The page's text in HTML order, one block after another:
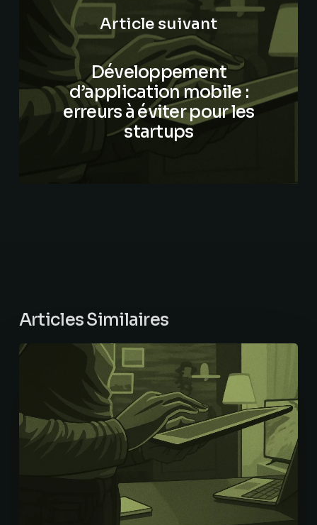
Article suivant
Développement
d’application mobile :
erreurs à éviter pour les
startups
Articles Similaires
Développement
d’application
erreurs